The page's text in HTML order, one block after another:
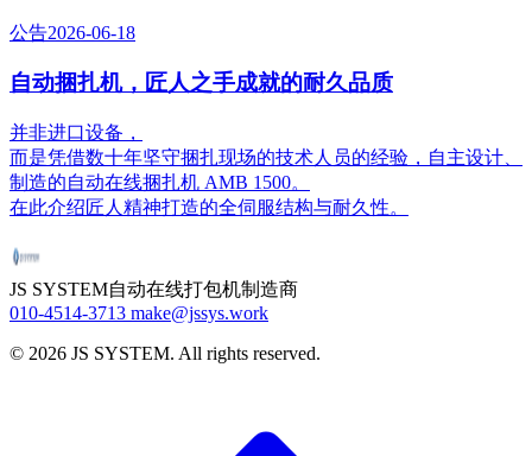
公告2026-06-18
自动捆扎机，匠人之手成就的耐久品质
并非进口设备，
而是凭借数十年坚守捆扎现场的技术人员的经验，自主设计、
制造的自动在线捆扎机 AMB 1500。
在此介绍匠人精神打造的全伺服结构与耐久性。
JS SYSTEM自动在线打包机制造商
010-4514-3713 make@jssys.work
© 2026 JS SYSTEM. All rights reserved.